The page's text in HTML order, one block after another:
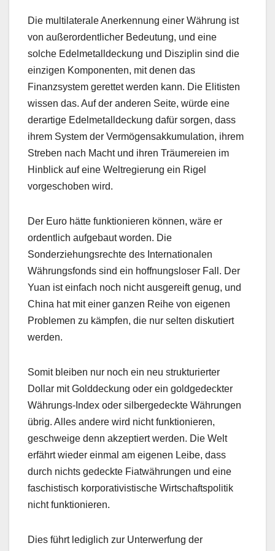
Die multilaterale Anerkennung einer Währung ist
von außerordentlicher Bedeutung, und eine
solche Edelmetalldeckung und Disziplin sind die
einzigen Komponenten, mit denen das
Finanzsystem gerettet werden kann. Die Elitisten
wissen das. Auf der anderen Seite, würde eine
derartige Edelmetalldeckung dafür sorgen, dass
ihrem System der Vermögensakkumulation, ihrem
Streben nach Macht und ihren Träumereien im
Hinblick auf eine Weltregierung ein Rigel
vorgeschoben wird.
Der Euro hätte funktionieren können, wäre er
ordentlich aufgebaut worden. Die
Sonderziehungsrechte des Internationalen
Währungsfonds sind ein hoffnungsloser Fall. Der
Yuan ist einfach noch nicht ausgereift genug, und
China hat mit einer ganzen Reihe von eigenen
Problemen zu kämpfen, die nur selten diskutiert
werden.
Somit bleiben nur noch ein neu strukturierter
Dollar mit Golddeckung oder ein goldgedeckter
Währungs-Index oder silbergedeckte Währungen
übrig. Alles andere wird nicht funktionieren,
geschweige denn akzeptiert werden. Die Welt
erfährt wieder einmal am eigenen Leibe, dass
durch nichts gedeckte Fiatwährungen und eine
faschistisch korporativistische Wirtschaftspolitik
nicht funktionieren.
Dies führt lediglich zur Unterwerfung der